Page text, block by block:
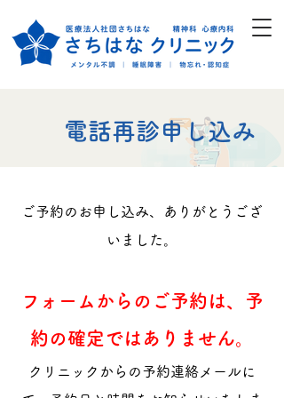
電話再診申し込み
ご予約のお申し込み、ありがとうござ
いました。
フォームからのご予約は、予
約の確定ではありません。
クリニックからの予約連絡メールに